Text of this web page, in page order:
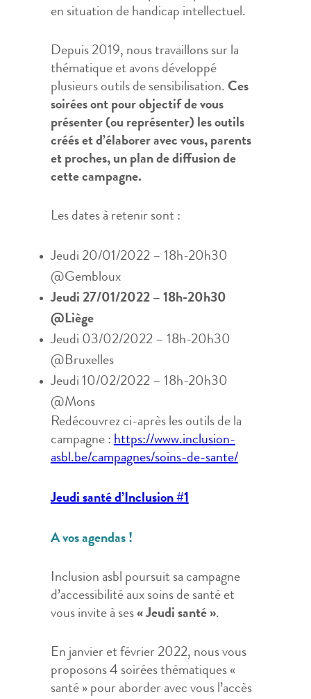
en situation de handicap intellectuel.
Depuis 2019, nous travaillons sur la
thématique et avons développé
plusieurs outils de sensibilisation. Ces
soirées ont pour objectif de vous
présenter (ou représenter) les outils
créés et d’élaborer avec vous, parents
et proches, un plan de diffusion de
cette campagne.
Les dates à retenir sont :
Jeudi 20/01/2022 – 18h-20h30
@Gembloux
Jeudi 27/01/2022 – 18h-20h30
@Liège
Jeudi 03/02/2022 – 18h-20h30
@Bruxelles
Jeudi 10/02/2022 – 18h-20h30
@Mons
Redécouvrez ci-après les outils de la
campagne : https://www.inclusion-
asbl.be/campagnes/soins-de-sante/
Jeudi santé d’Inclusion #1
A vos agendas !
Inclusion asbl poursuit sa campagne
d’accessibilité aux soins de santé et
vous invite à ses « Jeudi santé ».
En janvier et février 2022, nous vous
proposons 4 soirées thématiques «
santé » pour aborder avec vous l’accès